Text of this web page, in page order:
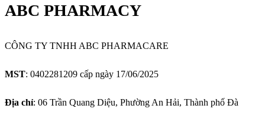
ABC PHARMACY
CÔNG TY TNHH ABC PHARMACARE
MST: 0402281209 cấp ngày 17/06/2025
Địa chỉ: 06 Trần Quang Diệu, Phường An Hải, Thành phố Đà